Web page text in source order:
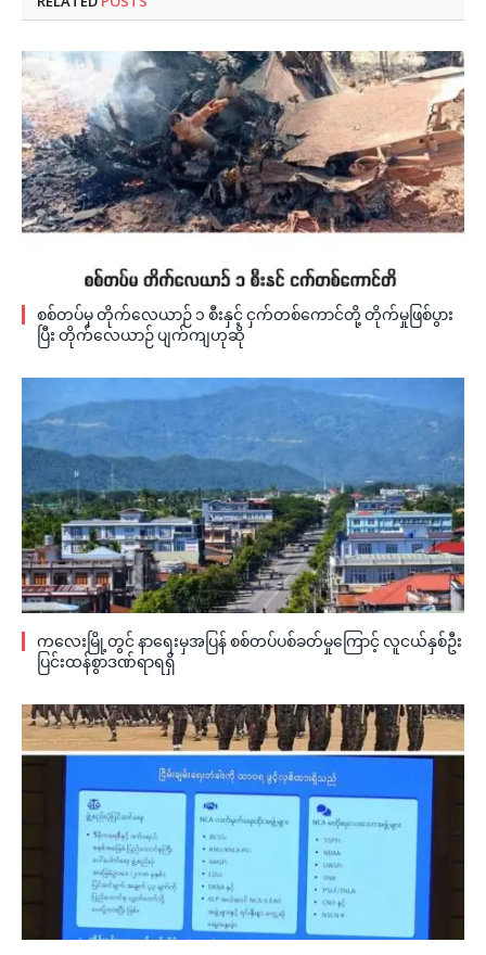
စစ်တပ်မှ တိုက်လေယာဉ် ၁ စီးနှင့် ငှက်တစ်ကောင်တို့ တိုက်မှုဖြစ်ပွား
ပြီး တိုက်လေယာဉ် ပျက်ကျဟုဆို
ကလေးမြို့တွင် နာရေးမှအပြန် စစ်တပ်ပစ်ခတ်မှုကြောင့် လူငယ်နှစ်ဦး
ပြင်းထန်စွာဒဏ်ရာရရှိ